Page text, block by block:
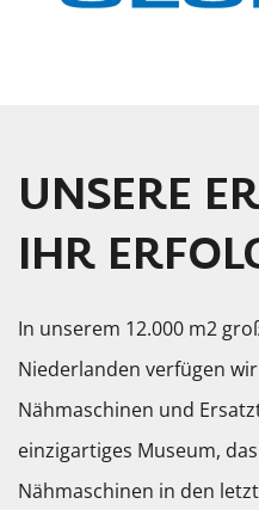
UNSERE
IHR
In unserem 12.000 m2
Niederlanden verfügen
Nähmaschinen und
einzigartiges Museum,
Nähmaschinen in den